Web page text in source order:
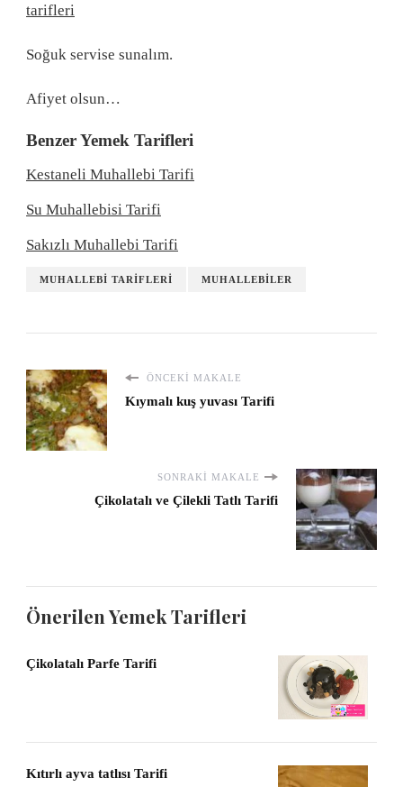
tarifleri
Soğuk servise sunalım.
Afiyet olsun…
Benzer Yemek Tarifleri
Kestaneli Muhallebi Tarifi
Su Muhallebisi Tarifi
Sakızlı Muhallebi Tarifi
MUHALLEBI TARIFLERI MUHALLEBILER
ÖNCEKI MAKALE
Kıymalı kuş yuvası Tarifi
SONRAKI MAKALE
Çikolatalı ve Çilekli Tatlı Tarifi
Önerilen Yemek Tarifleri
Çikolatalı Parfe Tarifi
Kıtırlı ayva tatlısı Tarifi